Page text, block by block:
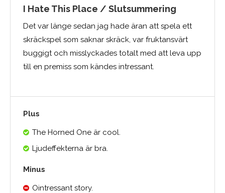
I Hate This Place / Slutsummering
Det var länge sedan jag hade äran att spela ett
skräckspel som saknar skräck, var fruktansvärt
buggigt och misslyckades totalt med att leva upp
till en premiss som kändes intressant.
Plus
The Horned One är cool.
Ljudeffekterna är bra.
Minus
Ointressant story.